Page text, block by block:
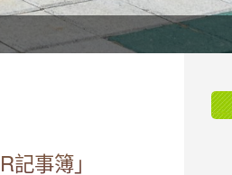
記事簿」